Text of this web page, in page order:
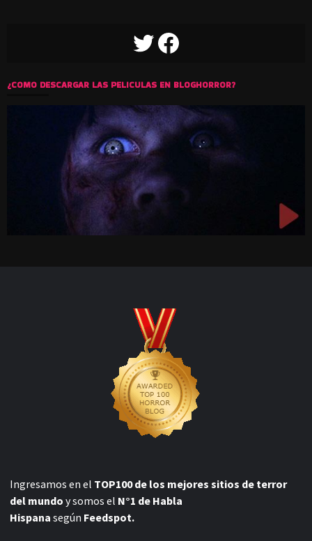
TWITTERFACEBOOK
¿COMO DESCARGAR LAS PELICULAS EN BLOGHORROR?
Ingresamos en el TOP100 de los mejores sitios de terror
del mundo y somos el N°1 de Habla
Hispana según Feedspot.